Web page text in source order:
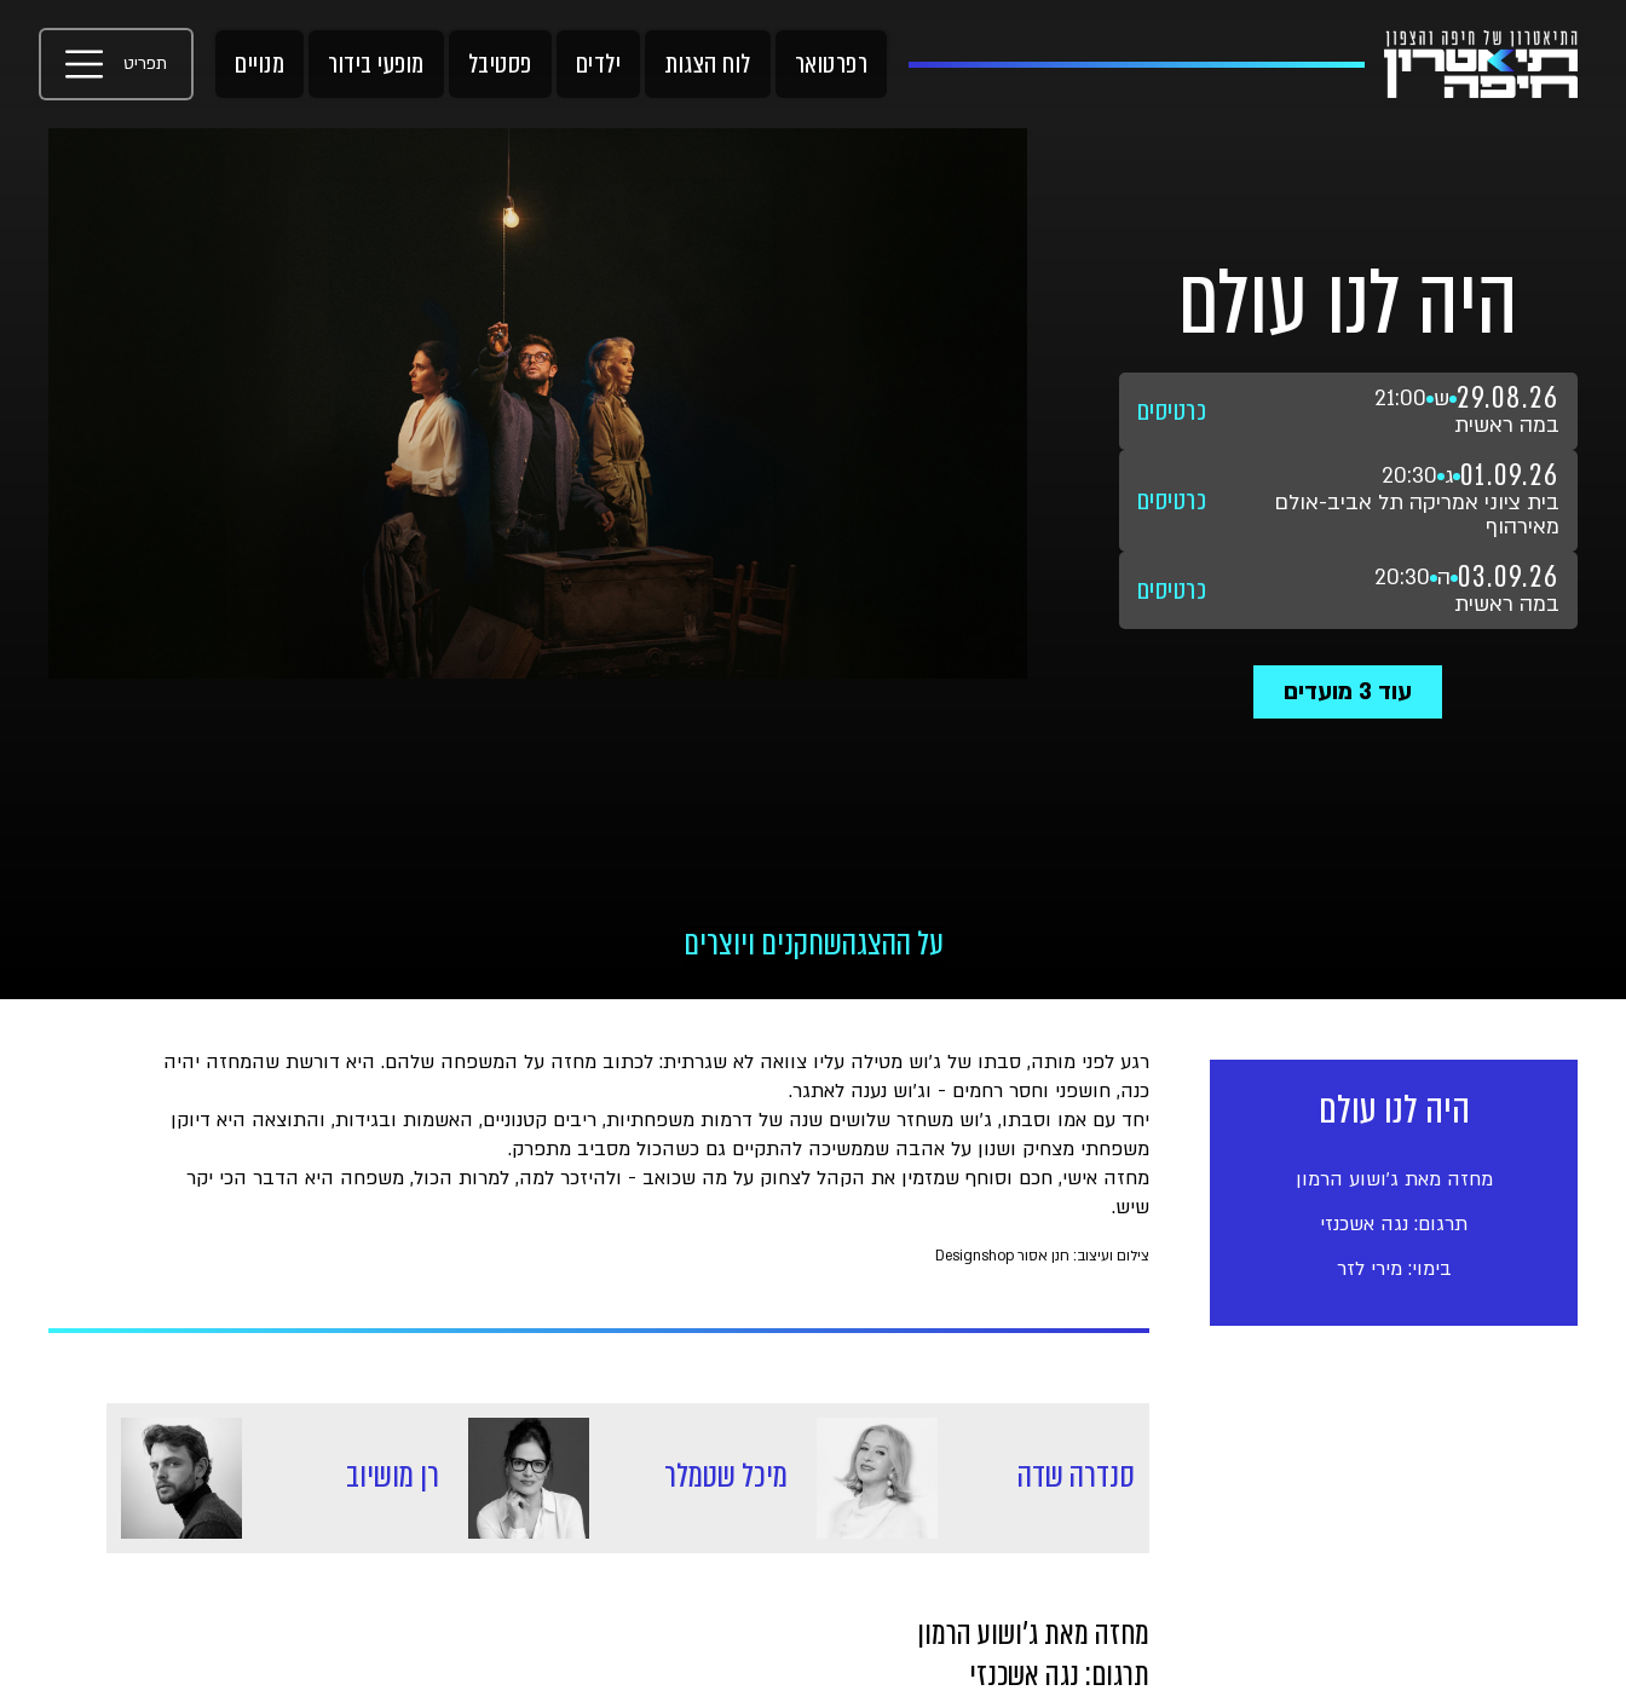
רפרטואר לוח הצגות ילדים פסטיבל מופעי בידור מנויים תפריט
היה לנו עולם
29.08.26 ש 21:00
במה ראשית
כרטיסים
01.09.26 ג 20:30
בית ציוני אמריקה תל אביב-אולם
מאירהוף
כרטיסים
03.09.26 ה 20:30
במה ראשית
כרטיסים
עוד 3 מועדים
שחקנים ויוצריםעל ההצגה
היה לנו עולם
מחזה מאת ג'ושוע הרמון
תרגום: נגה אשכנזי
בימוי: מירי לזר
רגע לפני מותה, סבתו של ג’וש מטילה עליו צוואה לא שגרתית: לכתוב מחזה על המשפחה שלהם. היא דורשת שהמחזה יהיה
כנה, חושפני וחסר רחמים - וג’וש נענה לאתגר.
יחד עם אמו וסבתו, ג'וש משחזר שלושים שנה של דרמות משפחתיות, ריבים קטנוניים, האשמות ובגידות, והתוצאה היא דיוקן
משפחתי מצחיק ושנון על אהבה שממשיכה להתקיים גם כשהכול מסביב מתפרק.
מחזה אישי, חכם וסוחף שמזמין את הקהל לצחוק על מה שכואב - ולהיזכר למה, למרות הכול, משפחה היא הדבר הכי יקר
שיש.
צילום ועיצוב: חנן אסור Designshop
סנדרה שדה מיכל שטמלר רן מושיוב
מחזה מאת ג'ושוע הרמון
תרגום: נגה אשכנזי